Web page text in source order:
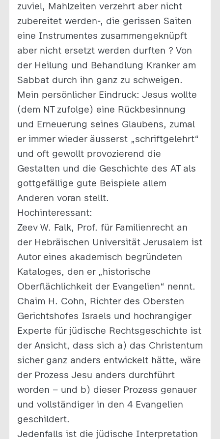
zuviel, Mahlzeiten verzehrt aber nicht
zubereitet werden-, die gerissen Saiten
eine Instrumentes zusammengeknüpft
aber nicht ersetzt werden durften ? Von
der Heilung und Behandlung Kranker am
Sabbat durch ihn ganz zu schweigen.
Mein persönlicher Eindruck: Jesus wollte
(dem NT zufolge) eine Rückbesinnung
und Erneuerung seines Glaubens, zumal
er immer wieder äusserst „schriftgelehrt“
und oft gewollt provozierend die
Gestalten und die Geschichte des AT als
gottgefällige gute Beispiele allem
Anderen voran stellt.
Hochinteressant:
Zeev W. Falk, Prof. für Familienrecht an
der Hebräischen Universität Jerusalem ist
Autor eines akademisch begründeten
Kataloges, den er „historische
Oberflächlichkeit der Evangelien“ nennt.
Chaim H. Cohn, Richter des Obersten
Gerichtshofes Israels und hochrangiger
Experte für jüdische Rechtsgeschichte ist
der Ansicht, dass sich a) das Christentum
sicher ganz anders entwickelt hätte, wäre
der Prozess Jesu anders durchführt
worden – und b) dieser Prozess genauer
und vollständiger in den 4 Evangelien
geschildert.
Jedenfalls ist die jüdische Interpretation